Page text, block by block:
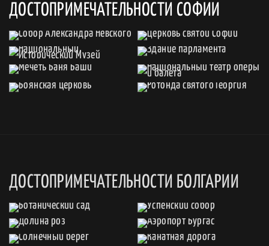
ДОСТОПРИМЕЧАТЕЛЬНОСТИ СОФИИ
ДОСТОПРИМЕЧАТЕЛЬНОСТИ БОЛГАРИИ